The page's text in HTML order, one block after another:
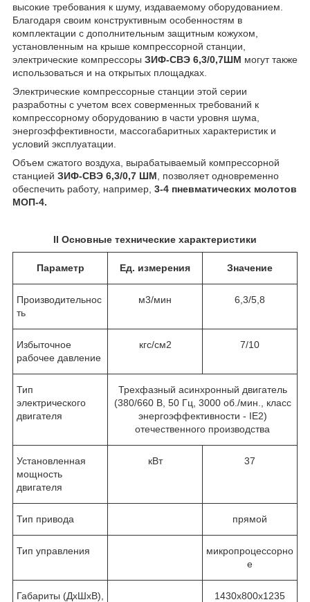
высокие требования к шуму, издаваемому оборудованием.
Благодаря своим конструктивным особенностям в
комплектации с дополнительным защитным кожухом,
установленным на крыше компрессорной станции,
электрические компрессоры ЗИФ-СВЭ 6,3/0,7ШМ могут также
использоваться и на открытых площадках.
Электрические компрессорные станции этой серии
разработны с учетом всех соверменных требований к
компрессорному оборудованию в части уровня шума,
энергоэффективности, массогабаритных характеристик и
условий эксплуатации.
Объем сжатого воздуха, вырабатываемый компрессорной
станцией ЗИФ-СВЭ 6,3/0,7 ШМ , позволяет одновременно
обеспечить работу, например, 3-4 пневматических молотов
МОП-4.
II Основные технические характеристики
Параметр Ед. измерения Значение
Производительнос
ть
м3/мин 6,3/5,8
Избыточное
рабочее давление
кгс/см2 7/10
Тип
электрического
двигателя
Трехфазный асинхронный двигатель
(380/660 В, 50 Гц, 3000 об./мин., класс
энергоэффективности - IE2)
отечественного производства
Установленная
мощность
двигателя
кВт 37
Тип привода прямой
Тип управления
микропроцессорно
е
Габариты (ДхШхВ), 1430х800х1235